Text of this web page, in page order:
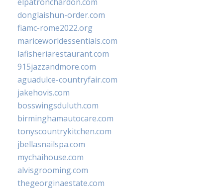
donglaishun-order.com
fiamc-rome2022.org
mariceworldessentials.com
lafisheriarestaurant.com
915jazzandmore.com
aguadulce-countryfair.com
jakehovis.com
bosswingsduluth.com
birminghamautocare.com
tonyscountrykitchen.com
jbellasnailspa.com
mychaihouse.com
alvisgrooming.com
thegeorginaestate.com